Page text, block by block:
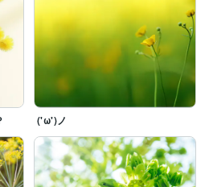
('ω')ノ